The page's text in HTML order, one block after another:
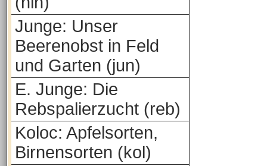
Junge: Unser
Beerenobst in Feld
und Garten (jun)
E. Junge: Die
Rebspalierzucht (reb)
Koloc: Apfelsorten,
Birnensorten (kol)